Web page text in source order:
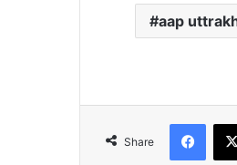
aap
Share